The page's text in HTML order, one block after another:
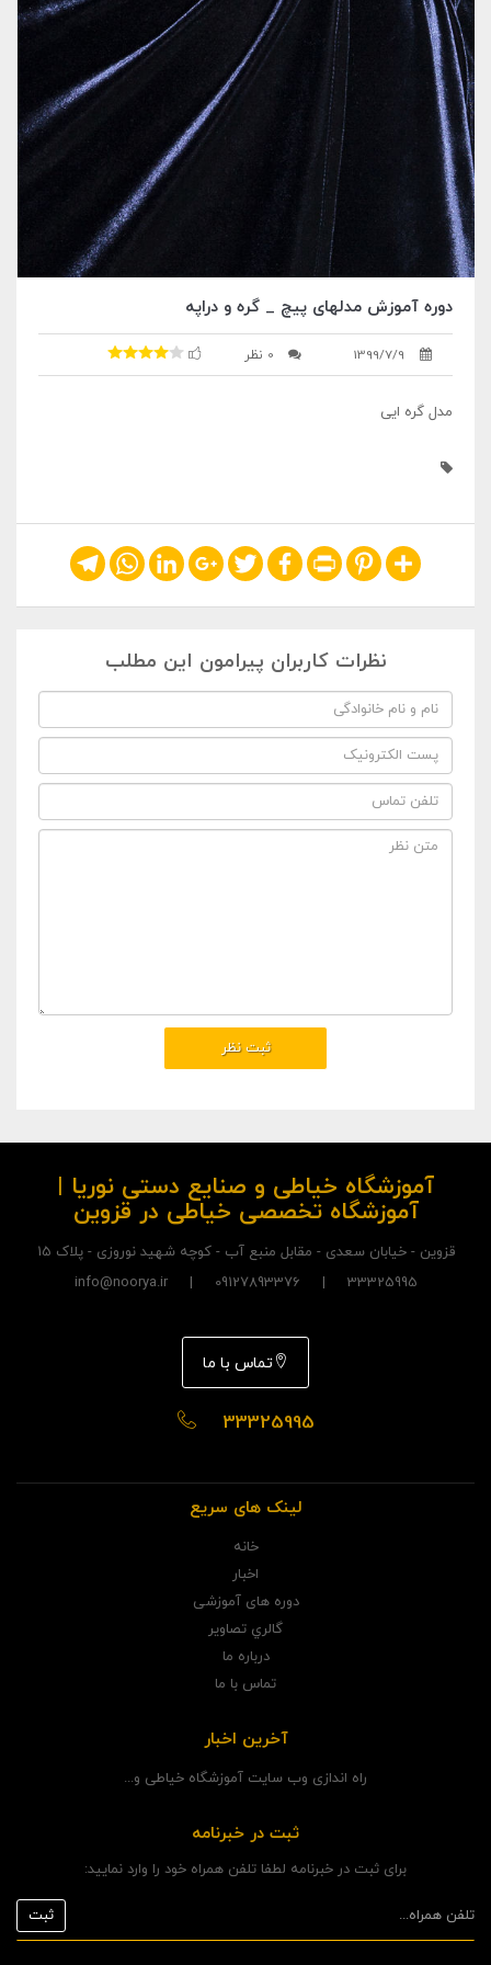
دوره آموزش مدلهای پیچ _ گره و دراپه
1399/7/9 0 نظر
مدل گره ایی
Share
Pinterest
Print
Facebook
Twitter
Google+
LinkedIn
WhatsApp
Telegram
نظرات کاربران پیرامون این مطلب
آموزشگاه خیاطی و صنایع دستی نوریا |
آموزشگاه تخصصی خیاطی در قزوین
قزوین - خیابان سعدی - مقابل منبع آب - کوچه شهید نوروزی - پلاک 15
33325995 | 09127893376 | info@noorya.ir
تماس با ما
33325995
لینک های سریع
خانه
اخبار
دوره های آموزشی
گالري تصاوير
درباره ما
تماس با ما
آخرین اخبار
راه اندازی وب سایت آموزشگاه خیاطی و...
ثبت در خبرنامه
برای ثبت در خبرنامه لطفا تلفن همراه خود را وارد نمایید: